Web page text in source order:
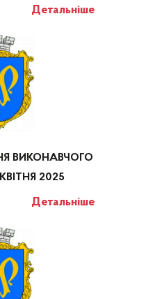
Детальніше
ВИКОНАВЧОГО
2025
Детальніше